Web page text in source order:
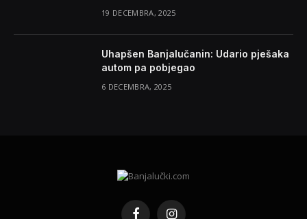
19 DECEMBRA, 2025
Uhapšen Banjalučanin: Udario pješaka
autom pa pobjegao
6 DECEMBRA, 2025